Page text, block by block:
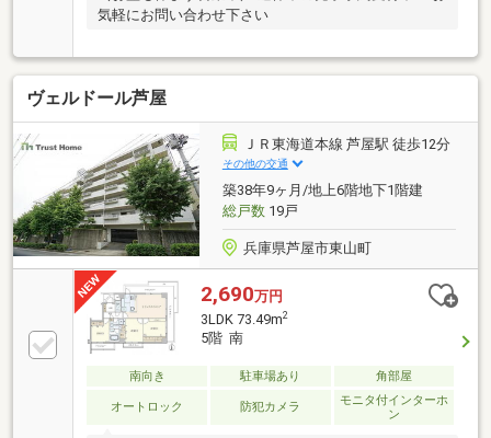
気軽にお問い合わせ下さい
ヴェルドール芦屋
ＪＲ東海道本線 芦屋駅 徒歩12分
その他の交通
築38年9ヶ月/地上6階地下1階建
総戸数19戸
兵庫県芦屋市東山町
2,690万円
3LDK 73.49m2
5階 南
南向き 駐車場あり 角部屋
オートロック 防犯カメラ
モニタ付インターホ
ン